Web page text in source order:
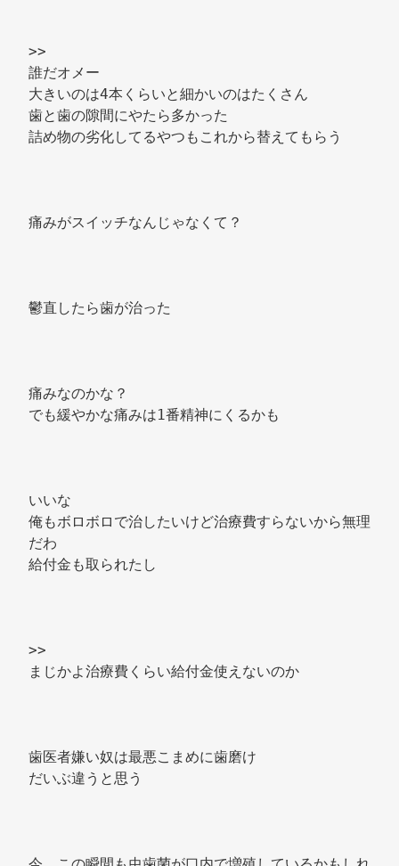
>>
誰だオメー
大きいのは4本くらいと細かいのはたくさん
歯と歯の隙間にやたら多かった
詰め物の劣化してるやつもこれから替えてもらう
痛みがスイッチなんじゃなくて？
鬱直したら歯が治った
痛みなのかな？
でも緩やかな痛みは1番精神にくるかも
いいな
俺もボロボロで治したいけど治療費すらないから無理
だわ
給付金も取られたし
>>
まじかよ治療費くらい給付金使えないのか
歯医者嫌い奴は最悪こまめに歯磨け
だいぶ違うと思う